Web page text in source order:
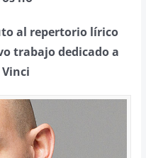
al repertorio lírico
trabajo dedicado a